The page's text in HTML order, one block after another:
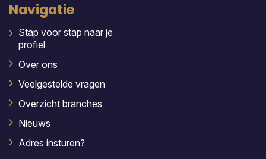
Navigatie
Stap voor stap naar je
profiel
Over ons
Veelgestelde vragen
Overzicht branches
Nieuws
Adres insturen?